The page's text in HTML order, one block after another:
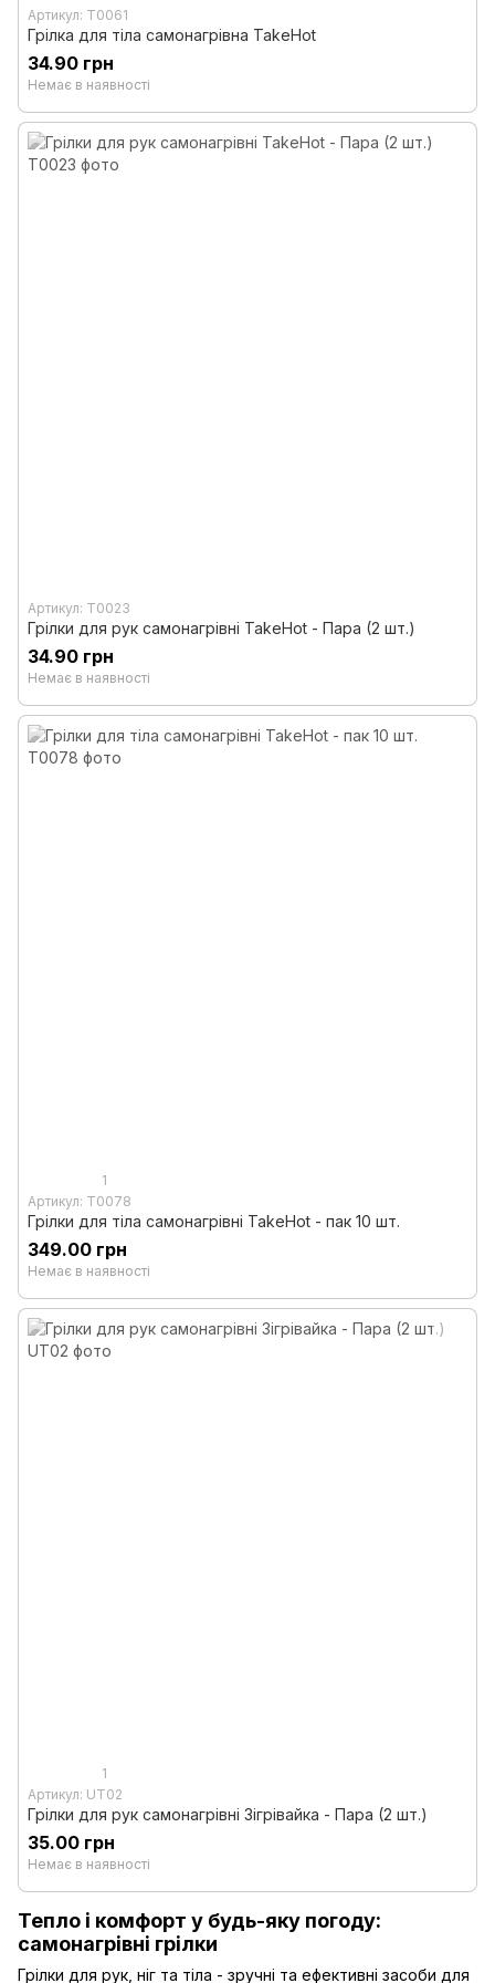
Артикул: T0061
Грілка для тіла самонагрівна TakeHot
34.90 грн
Немає в наявності
Артикул: T0023
Грілки для рук самонагрівні TakeHot - Пара (2 шт.)
34.90 грн
Немає в наявності
1
Артикул: T0078
Грілки для тіла самонагрівні TakeHot - пак 10 шт.
349.00 грн
Немає в наявності
1
Артикул: UT02
Грілки для рук самонагрівні Зігрівайка - Пара (2 шт.)
35.00 грн
Немає в наявності
Тепло і комфорт у будь-яку погоду:
самонагрівні грілки
Грілки для рук, ніг та тіла - зручні та ефективні засоби для